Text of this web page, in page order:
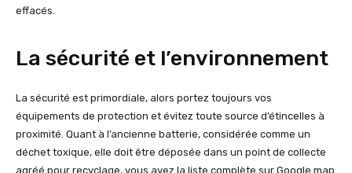
effacés.
La sécurité et l’environnement
La sécurité est primordiale, alors portez toujours vos
équipements de protection et évitez toute source d’étincelles à
proximité. Quant à l’ancienne batterie, considérée comme un
déchet toxique, elle doit être déposée dans un point de collecte
agréé pour recyclage, vous avez la liste complète sur Google map